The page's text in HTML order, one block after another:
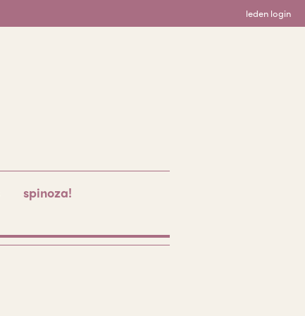
leden login
spinoza!